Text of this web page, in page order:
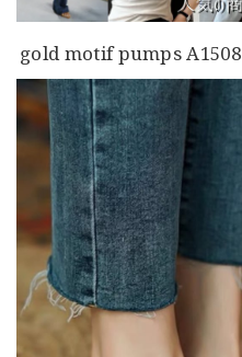
gold motif pumps A1508